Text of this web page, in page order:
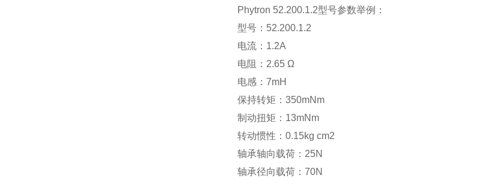
Phytron 52.200.1.2型号参数举例：
型号：52.200.1.2
电流：1.2A
电阻：2.65 Ω
电感：7mH
保持转矩：350mNm
制动扭矩：13mNm
转动惯性：0.15kg cm2
轴承轴向载荷：25N
轴承径向载荷：70N